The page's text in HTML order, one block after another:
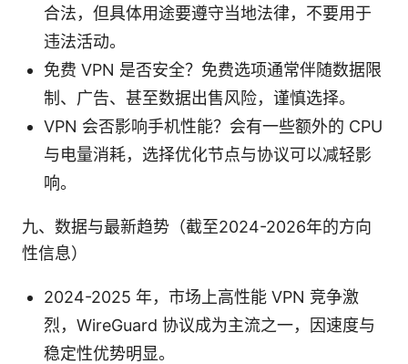
合法，但具体用途要遵守当地法律，不要用于
违法活动。
免费 VPN 是否安全？免费选项通常伴随数据限
制、广告、甚至数据出售风险，谨慎选择。
VPN 会否影响手机性能？会有一些额外的 CPU
与电量消耗，选择优化节点与协议可以减轻影
响。
九、数据与最新趋势（截至2024-2026年的方向
性信息）
2024-2025 年，市场上高性能 VPN 竞争激
烈，WireGuard 协议成为主流之一，因速度与
稳定性优势明显。